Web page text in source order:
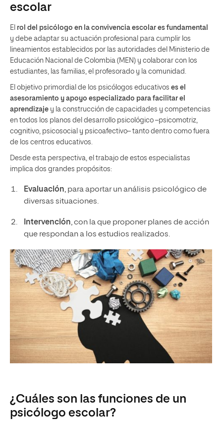
escolar
El rol del psicólogo en la convivencia escolar es fundamental
y debe adaptar su actuación profesional para cumplir los
lineamientos establecidos por las autoridades del Ministerio de
Educación Nacional de Colombia (MEN) y colaborar con los
estudiantes, las familias, el profesorado y la comunidad.
El objetivo primordial de los psicólogos educativos es el
asesoramiento y apoyo especializado para facilitar el
aprendizaje y la construcción de capacidades y competencias
en todos los planos del desarrollo psicológico –psicomotriz,
cognitivo, psicosocial y psicoafectivo– tanto dentro como fuera
de los centros educativos.
Desde esta perspectiva, el trabajo de estos especialistas
implica dos grandes propósitos:
Evaluación, para aportar un análisis psicológico de
diversas situaciones.
Intervención, con la que proponer planes de acción
que respondan a los estudios realizados.
¿Cuáles son las funciones de un
psicólogo escolar?